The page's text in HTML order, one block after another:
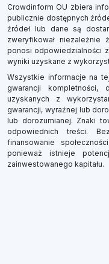
Crowdinform OU zbiera
publicznie dostępnych
źródeł lub dane są
zweryfikował niezależnie
ponosi odpowiedzialności
wyniki uzyskane z
Wszystkie informacje na
gwarancji kompletności,
uzyskanych z
gwarancji, wyraźnej lub
lub dorozumianej. Znaki
odpowiednich treści.
finansowanie
ponieważ istnieje
zainwestowanego kapitału.